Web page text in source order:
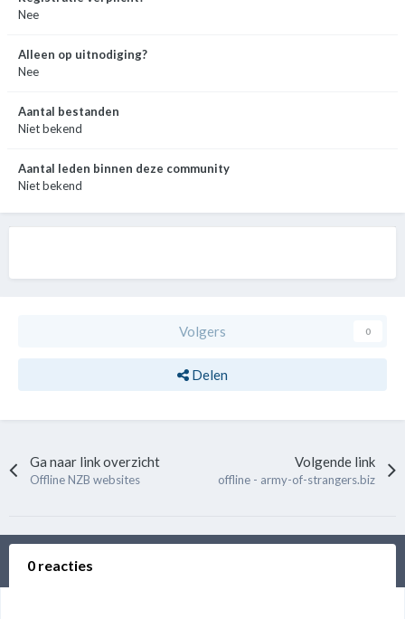
Nee
Alleen op uitnodiging?
Nee
Aantal bestanden
Niet bekend
Aantal leden binnen deze community
Niet bekend
Volgers 0
Delen
Ga naar link overzicht
Offline NZB websites
Volgende link
offline - army-of-strangers.biz
0 reacties